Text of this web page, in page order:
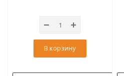
В корзину